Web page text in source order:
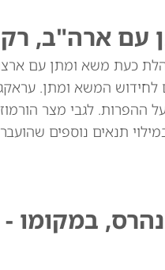
עם ארה"ב,
כעת משא ומתן עם
לחידוש המשא ומתן.
לגבי מצר
תנאים נוספים
במקומו -